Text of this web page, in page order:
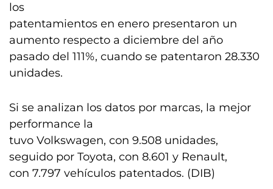
los
patentamientos en enero presentaron un
aumento respecto a diciembre del año
pasado del 111%, cuando se patentaron 28.330
unidades.
Si se analizan los datos por marcas, la mejor
performance la
tuvo Volkswagen, con 9.508 unidades,
seguido por Toyota, con 8.601 y Renault,
con 7.797 vehículos patentados. (DIB)